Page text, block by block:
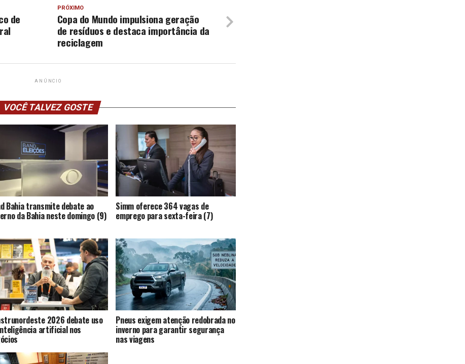
PRÓXIMO
Copa do Mundo impulsiona geração
de resíduos e destaca importância da
reciclagem
de
ANÚNCIO
VOCÊ TALVEZ GOSTE
Bahia transmite debate ao
da Bahia neste domingo (9)
Simm oferece 364 vagas de
emprego para sexta-feira (7)
2026 debate uso
artificial nos
Pneus exigem atenção redobrada no
inverno para garantir segurança
nas viagens